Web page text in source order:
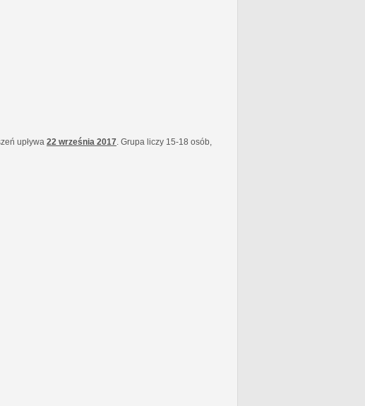
upływa 22 września 2017. Grupa liczy 15-18 osób,